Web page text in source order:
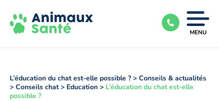
Ouvrir
MENU
L’éducation du chat est-elle possible ?> Conseils & actualités
> Conseils chat> Education > L’éducation du chat est-elle
possible ?